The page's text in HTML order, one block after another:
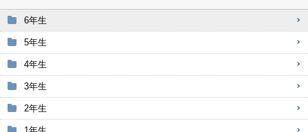
6年生
5年生
4年生
3年生
2年生